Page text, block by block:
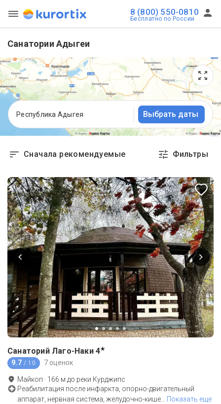
8 (800) 550-0810
Бесплатно по России
Санатории Адыгеи
Республика Адыгея Выбрать даты
Сначала рекомендуемые Фильтры
Санаторий Лаго-Наки 4★
9.7 / 10 7 оценок
Майкоп · 166 м до реки Курджипс
Реабилитация после инфаркта, опорно-двигательный
аппарат, нервная система, желудочно-кише
Показать еще